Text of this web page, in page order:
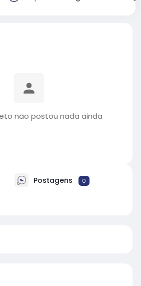
não postou nada ainda
Postagens 0